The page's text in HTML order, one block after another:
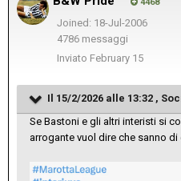
Joined: 18-Jul-2006
4786 messaggi
Inviato February 15
Il 15/2/2026 alle 13:32 ,
Se Bastoni e gli altri interisti si
arrogante vuol dire che sanno